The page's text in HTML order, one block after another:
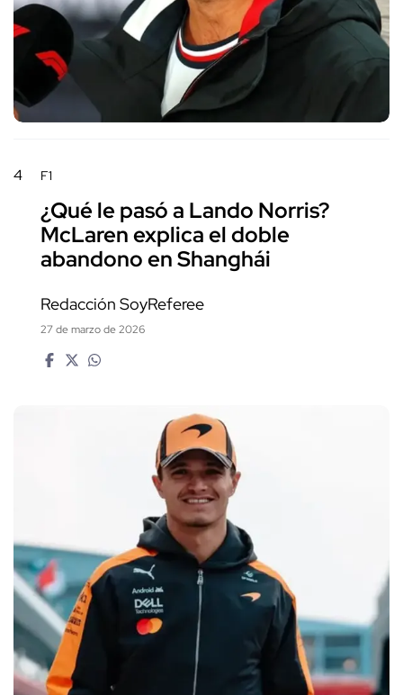
4 F1
¿Qué le pasó a Lando Norris?
McLaren explica el doble
abandono en Shanghái
Redacción SoyReferee
27 de marzo de 2026